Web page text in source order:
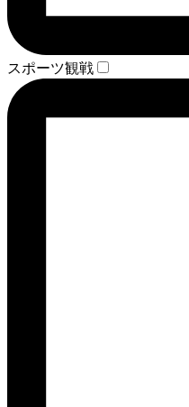
スポーツ観戦